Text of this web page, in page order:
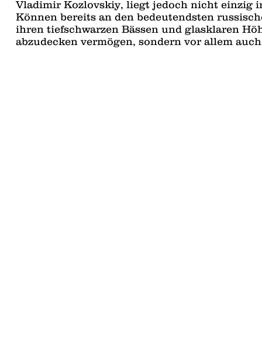
Vladimir Kozlovskiy, liegt jedoch nicht einzig
Können bereits an den bedeutendsten
ihren tiefschwarzen Bässen und glasklaren
abzudecken vermögen, sondern vor allem